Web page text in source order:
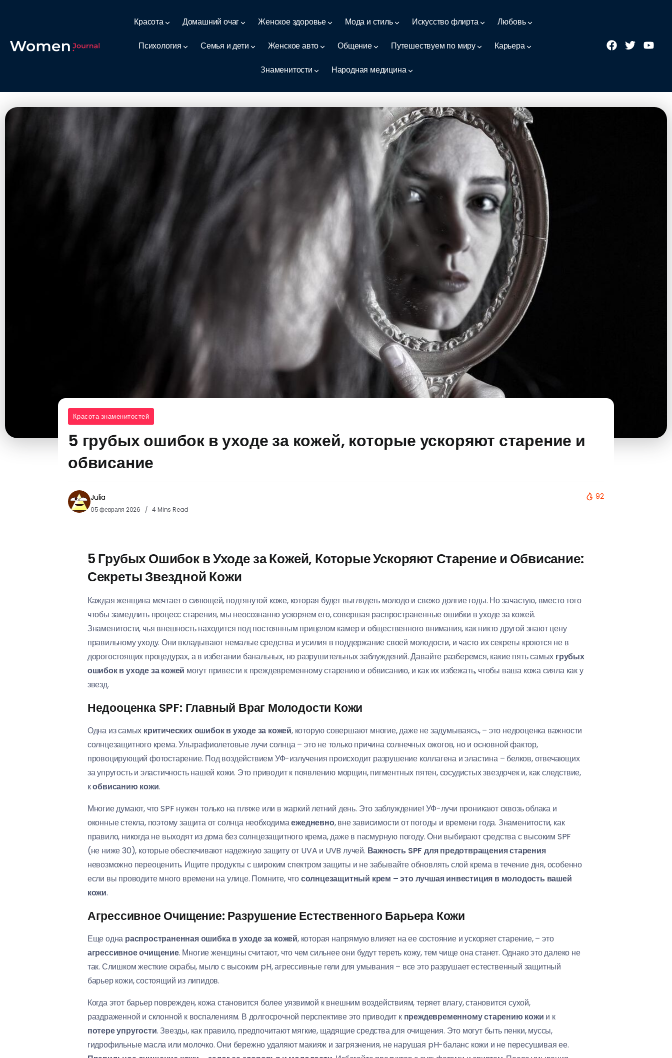
Красота Домашний очаг Женское здоровье Мода и стиль Искусство флирта Любовь
Психология Семья и дети Женское авто Общение Путешествуем по миру Карьера
Знаменитости Народная медицина
Красота знаменитостей
5 грубых ошибок в уходе за кожей, которые ускоряют старение и
обвисание
Julia
05 февраля 2026 4 Mins Read
92
5 Грубых Ошибок в Уходе за Кожей, Которые Ускоряют Старение и Обвисание:
Секреты Звездной Кожи
Каждая женщина мечтает о сияющей, подтянутой коже, которая будет выглядеть молодо и свежо долгие годы. Но зачастую, вместо того
чтобы замедлить процесс старения, мы неосознанно ускоряем его, совершая распространенные ошибки в уходе за кожей.
Знаменитости, чья внешность находится под постоянным прицелом камер и общественного внимания, как никто другой знают цену
правильному уходу. Они вкладывают немалые средства и усилия в поддержание своей молодости, и часто их секреты кроются не в
дорогостоящих процедурах, а в избегании банальных, но разрушительных заблуждений. Давайте разберемся, какие пять самых грубых
ошибок в уходе за кожей могут привести к преждевременному старению и обвисанию, и как их избежать, чтобы ваша кожа сияла как у
звезд.
Недооценка SPF: Главный Враг Молодости Кожи
Одна из самых критических ошибок в уходе за кожей, которую совершают многие, даже не задумываясь, – это недооценка важности
солнцезащитного крема. Ультрафиолетовые лучи солнца – это не только причина солнечных ожогов, но и основной фактор,
провоцирующий фотостарение. Под воздействием УФ-излучения происходит разрушение коллагена и эластина – белков, отвечающих
за упругость и эластичность нашей кожи. Это приводит к появлению морщин, пигментных пятен, сосудистых звездочек и, как следствие,
кобвисанию кожи.
Многие думают, что SPF нужен только на пляже или в жаркий летний день. Это заблуждение! УФ-лучи проникают сквозь облака и
оконные стекла, поэтому защита от солнца необходимаежедневно, вне зависимости от погоды и времени года. Знаменитости, как
правило, никогда не выходят из дома без солнцезащитного крема, даже в пасмурную погоду. Они выбирают средства с высоким SPF
(не ниже 30), которые обеспечивают надежную защиту от UVA и UVB лучей. Важность SPF для предотвращения старения
невозможно переоценить. Ищите продукты с широким спектром защиты и не забывайте обновлять слой крема в течение дня, особенно
если вы проводите много времени на улице. Помните, чтосолнцезащитный крем – это лучшая инвестиция в молодость вашей
кожи.
Агрессивное Очищение: Разрушение Естественного Барьера Кожи
Еще одна распространенная ошибка в уходе за кожей, которая напрямую влияет на ее состояние и ускоряет старение, – это
агрессивное очищение. Многие женщины считают, что чем сильнее они будут тереть кожу, тем чище она станет. Однако это далеко не
так. Слишком жесткие скрабы, мыло с высоким pH, агрессивные гели для умывания – все это разрушает естественный защитный
барьер кожи, состоящий из липидов.
Когда этот барьер поврежден, кожа становится более уязвимой к внешним воздействиям, теряет влагу, становится сухой,
раздраженной и склонной к воспалениям. В долгосрочной перспективе это приводит к преждевременному старению кожи и к
потере упругости. Звезды, как правило, предпочитают мягкие, щадящие средства для очищения. Это могут быть пенки, муссы,
гидрофильные масла или молочко. Они бережно удаляют макияж и загрязнения, не нарушая pH-баланс кожи и не пересушивая ее.